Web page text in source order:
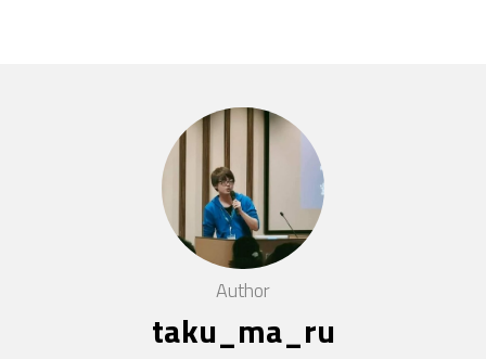
Author
taku_ma_ru